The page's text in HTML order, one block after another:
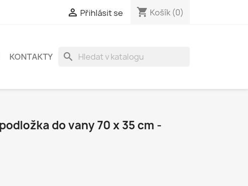
 Přihlásit se shopping_cart Košík (0)
KONTAKTY search
do vany 70 x 35 cm -